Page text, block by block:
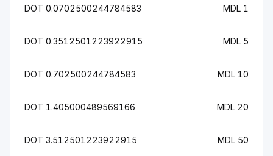
1 MDL
0.0702500244784583 DOT
5 MDL
0.3512501223922915 DOT
10 MDL
0.702500244784583 DOT
20 MDL
1.405000489569166 DOT
50 MDL
3.512501223922915 DOT